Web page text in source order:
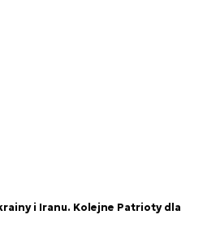
i Iranu. Kolejne Patrioty dla